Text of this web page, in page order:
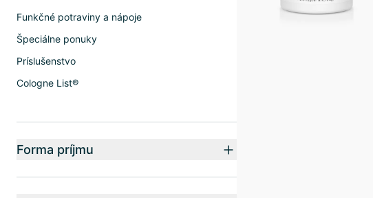
Funkčné potraviny a nápoje
Špeciálne ponuky
Príslušenstvo
Cologne List®
Forma príjmu